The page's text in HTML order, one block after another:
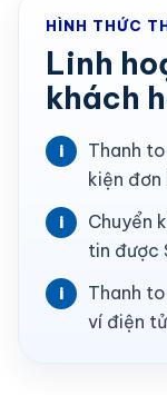
HÌNH THỨC
Linh
khách
i
Thanh
kiện đơn
i
Chuyển
tin được
i
Thanh
ví điện